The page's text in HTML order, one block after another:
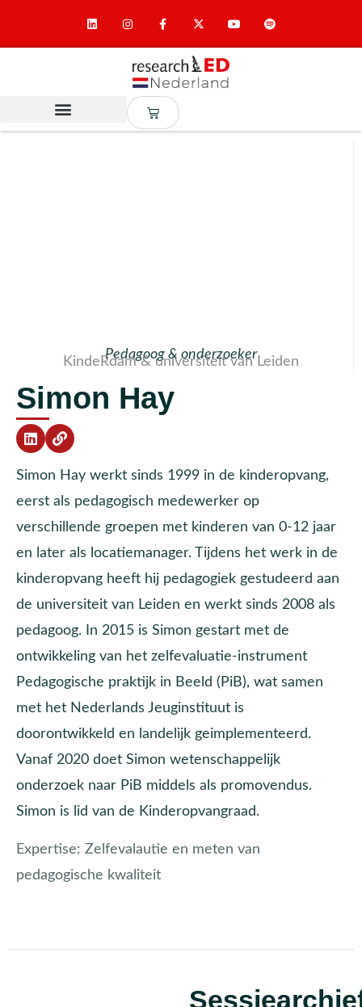
Pedagoog & onderzoeker
KindeRdam & universiteit van Leiden
Simon Hay
Simon Hay werkt sinds 1999 in de kinderopvang,
eerst als pedagogisch medewerker op
verschillende groepen met kinderen van 0-12 jaar
en later als locatiemanager. Tijdens het werk in de
kinderopvang heeft hij pedagogiek gestudeerd aan
de universiteit van Leiden en werkt sinds 2008 als
pedagoog. In 2015 is Simon gestart met de
ontwikkeling van het zelfevaluatie-instrument
Pedagogische praktijk in Beeld (PiB), wat samen
met het Nederlands Jeuginstituut is
doorontwikkeld en landelijk geimplementeerd.
Vanaf 2020 doet Simon wetenschappelijk
onderzoek naar PiB middels als promovendus.
Simon is lid van de Kinderopvangraad.
Expertise: Zelfevalautie en meten van
pedagogische kwaliteit